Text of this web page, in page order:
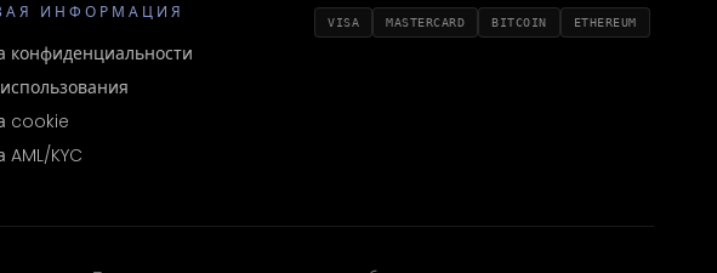
ИНФОРМАЦИЯ
конфиденциальности
cookie
AML/KYC
VISA MASTERCARD BITCOIN ETHEREUM